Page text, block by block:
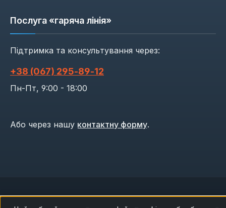
Послуга «гаряча лінія»
Підтримка та консультування через:
+38 (067) 295‑89‑12
Пн-Пт, 9:00 - 18:00
Або через нашу контактну форму.